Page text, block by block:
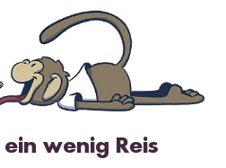
per E-Mail
bunten Kochwelten
die Zubereitung
wenig Reis